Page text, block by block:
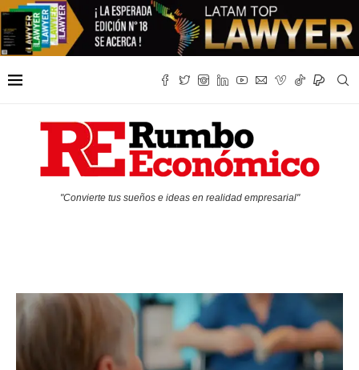
"Convierte tus sueños e ideas en realidad empresarial"